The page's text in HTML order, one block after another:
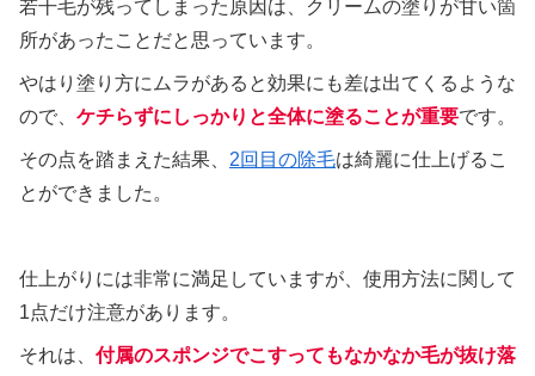
若干毛が残ってしまった原因は、クリームの塗りが甘い箇
所があったことだと思っています。
やはり塗り方にムラがあると効果にも差は出てくるような
ので、 ケチらずにしっかりと全体に塗ることが重要です。
その点を踏まえた結果、 2回目の除毛は綺麗に仕上げるこ
とができました。
仕上がりには非常に満足していますが、使用方法に関して
1点だけ注意があります。
それは、 付属のスポンジでこすってもなかなか毛が抜け落